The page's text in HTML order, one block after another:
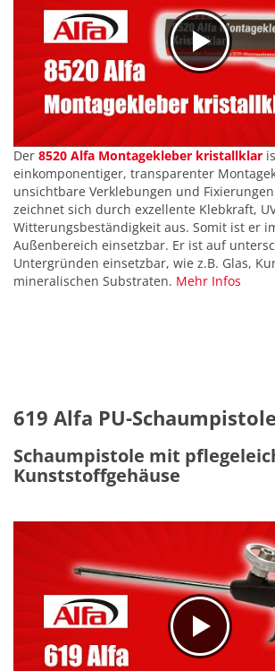
Der 8520 Alfa Montagekleber kristallklar
einkomponentiger, transparenter
unsichtbare Verklebungen und
zeichnet sich durch exzellente Klebkraft,
Witterungsbeständigkeit aus. Somit ist er
Außenbereich einsetzbar. Er ist auf
Untergründen einsetzbar, wie z.B. Glas,
mineralischen Substraten. Mehr Infos
619 Alfa PU-Schaumpistole
Schaumpistole mit
Kunststoffgehäuse